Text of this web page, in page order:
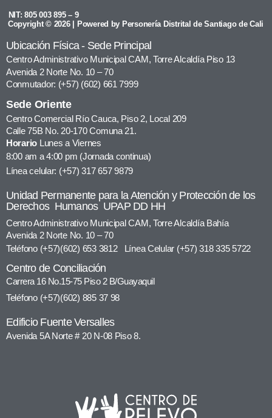
NIT: 805 003 895 – 9
Copyright © 2026 | Powered by Personería Distrital de Santiago de Cali
Ubicación Física - Sede Principal
Centro Administrativo Municipal CAM, Torre Alcaldía Piso 13
Avenida 2 Norte No. 10 – 70
Conmutador: (+57) (602) 661 7999
Sede Oriente
Centro Comercial Río Cauca, Piso 2, Local 209
Calle 75B No. 20-170 Comuna 21.
Horario Lunes a Viernes
8:00 am a 4:00 pm (Jornada continua)
Línea celular: (+57) 317 657 9879
Unidad Permanente para la Atención y Protección de los
Derechos Humanos UPAP DD HH
Centro Administrativo Municipal CAM, Torre Alcaldía Bahía
Avenida 2 Norte No. 10 – 70
Teléfono (+57)(602) 653 3812 Línea Celular (+57) 318 335 5722
Centro de Conciliación
Carrera 16 No.15-75 Piso 2 B/Guayaquil
Teléfono (+57)(602) 885 37 98
Edificio Fuente Versalles
Avenida 5A Norte # 20 N-08 Piso 8.